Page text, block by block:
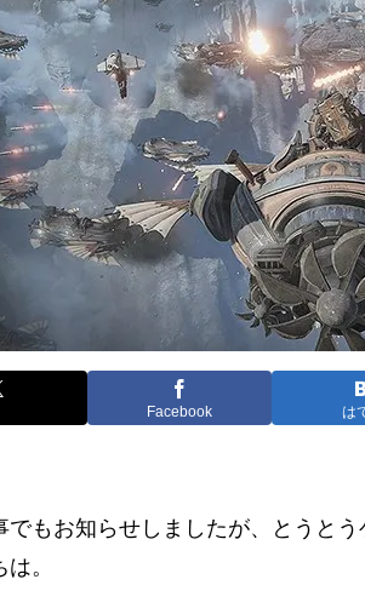
Facebook は
でもお知らせしましたが、とうと
。